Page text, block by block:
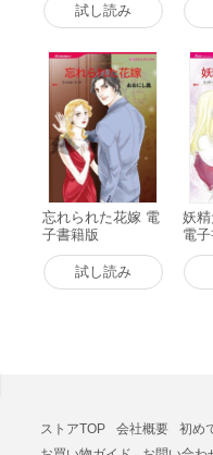
試し読み
忘れられた花嫁 電
子書籍版
試し読み
妖
電
ストアTOP 会社概要 初め